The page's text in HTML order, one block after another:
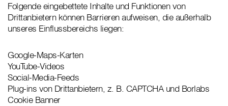
Folgende eingebettete Inhalte und Funktionen von
Drittanbietern können Barrieren aufweisen, die außerhalb
unseres Einflussbereichs liegen:
Google-Maps-Karten
YouTube-Videos
Social-Media-Feeds
Plug-ins von Drittanbietern, z. B. CAPTCHA und Borlabs
Cookie Banner